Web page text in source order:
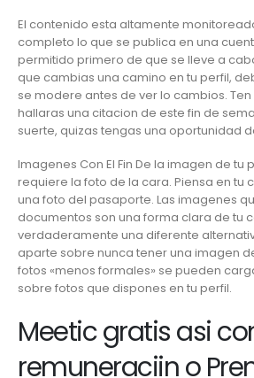
El contenido esta altamente
completo lo que se publica en una
permitido primero de que se lleve a
que cambias una camino en tu perfil,
se modere antes de ver lo cambios.
hallaras una citacion de este fin de
suerte, quizas tengas una oportunidad
Imagenes Con El Fin De la imagen de tu
requiere la foto de la cara. Piensa en tu
una foto del pasaporte. Las imagenes
documentos son una forma clara de tu
verdaderamente una diferente
aparte sobre nunca tener una imagen
fotos «menos formales» se pueden
sobre fotos que dispones en tu perfil.
Meetic gratis asi­
remuneraciin o